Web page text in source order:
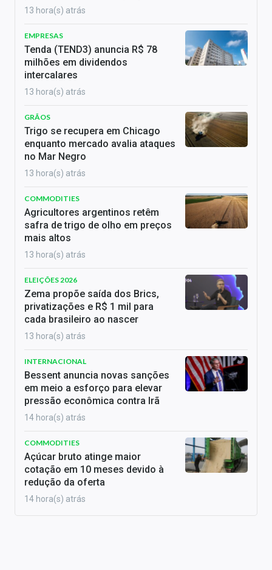
13 hora(s) atrás
EMPRESAS
Tenda (TEND3) anuncia R$ 78
milhões em dividendos
intercalares
13 hora(s) atrás
GRÃOS
Trigo se recupera em Chicago
enquanto mercado avalia ataques
no Mar Negro
13 hora(s) atrás
COMMODITIES
Agricultores argentinos retêm
safra de trigo de olho em preços
mais altos
13 hora(s) atrás
ELEIÇÕES 2026
Zema propõe saída dos Brics,
privatizações e R$ 1 mil para
cada brasileiro ao nascer
13 hora(s) atrás
INTERNACIONAL
Bessent anuncia novas sanções
em meio a esforço para elevar
pressão econômica contra Irã
14 hora(s) atrás
COMMODITIES
Açúcar bruto atinge maior
cotação em 10 meses devido à
redução da oferta
14 hora(s) atrás